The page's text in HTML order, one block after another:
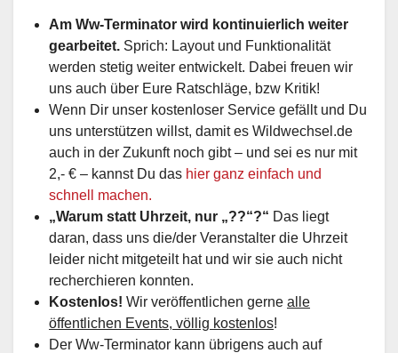
Am Ww-Terminator wird kontinuierlich weiter
gearbeitet. Sprich: Layout und Funktionalität
werden stetig weiter entwickelt. Dabei freuen wir
uns auch über Eure Ratschläge, bzw Kritik!
Wenn Dir unser kostenloser Service gefällt und Du
uns unterstützen willst, damit es Wildwechsel.de
auch in der Zukunft noch gibt – und sei es nur mit
2,- € – kannst Du das hier ganz einfach und
schnell machen.
„Warum statt Uhrzeit, nur „??“?“ Das liegt
daran, dass uns die/der Veranstalter die Uhrzeit
leider nicht mitgeteilt hat und wir sie auch nicht
recherchieren konnten.
Kostenlos! Wir veröffentlichen gerne alle
öffentlichen Events, völlig kostenlos!
Der Ww-Terminator kann übrigens auch auf